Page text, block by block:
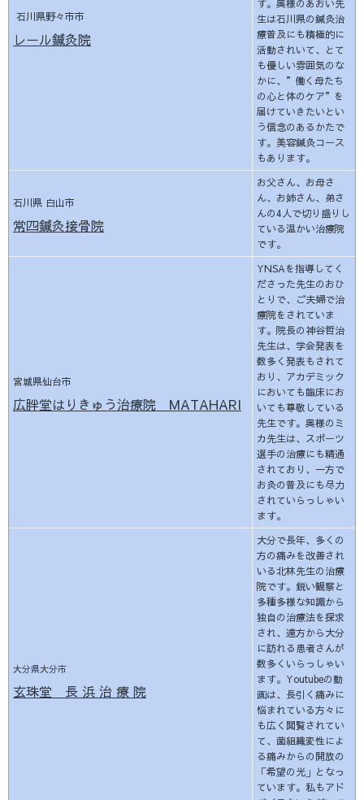
石川県野々市市
レール鍼灸院
す。奥様のあおい先
生は石川県の鍼灸治
療普及にも積極的に
活動されいて、とて
も優しい雰囲気のな
かに、”働く母たち
の心と体のケア”を
届けていきたいとい
う信念のあるかたで
す。美容鍼灸コース
もあります。
石川県 白山市
常四鍼灸接骨院
お父さん、お母さ
ん、お姉さん、弟さ
んの4人で切り盛りし
ている温かい治療院
です。
宮城県仙台市
広胖堂はりきゅう治療院 MATAHARI
YNSAを指導してく
ださった先生のおひ
とりで、ご夫婦で治
療院をされていま
す。院長の神谷哲治
先生は、学会発表を
数多く発表もされて
おり、アカデミック
においても臨床にお
いても尊敬している
先生です。奥様のミ
カ先生は、スポーツ
選手の治療にも精通
されており、一方で
お灸の普及にも尽力
されていらっしゃい
ます。
大分県大分市
玄珠堂 長 浜 治 療 院
大分で長年、多くの
方の痛みを改善され
いる北林先生の治療
院です。鋭い観察と
多種多様な知識から
独自の治療法を探求
され、遠方から大分
に訪れる患者さんが
数多くいらっしゃい
ます。Youtubeの動
画は、長引く痛みに
悩まれている方々に
も広く閲覧されてい
て、菌組織変性によ
る痛みからの開放の
「希望の光」となっ
ています。私もアド